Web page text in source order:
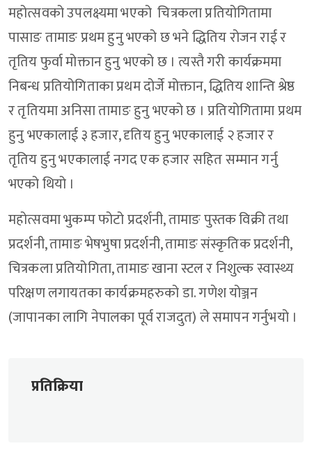
महोत्सवको उपलक्ष्यमा भएको चित्रकला प्रतियोगितामा
पासाङ तामाङ प्रथम हुनु भएको छ भने द्धितिय रोजन राई र
तृतिय फुर्वा मोक्तान हुनु भएको छ । त्यस्तै गरी कार्यक्रममा
निबन्ध प्रतियोगिताका प्रथम दोर्जे मोक्तान, द्धितिय शान्ति श्रेष्ठ
र तृतियमा अनिसा तामाङ हुनु भएको छ । प्रतियोगितामा प्रथम
हुनु भएकालाई ३ हजार, दृतिय हुनु भएकालाई २ हजार र
तृतिय हुनु भएकालाई नगद एक हजार सहित सम्मान गर्नु
भएको थियो ।
महोत्सवमा भुकम्प फोटो प्रदर्शनी, तामाङ पुस्तक विक्री तथा
प्रदर्शनी, तामाङ भेषभुषा प्रदर्शनी, तामाङ संस्कृतिक प्रदर्शनी,
चित्रकला प्रतियोगिता, तामाङ खाना स्टल र निशुल्क स्वास्थ्य
परिक्षण लगायतका कार्यक्रमहरुको डा. गणेश योञ्जन
(जापानका लागि नेपालका पूर्व राजदुत) ले समापन गर्नुभयो ।
प्रतिक्रिया